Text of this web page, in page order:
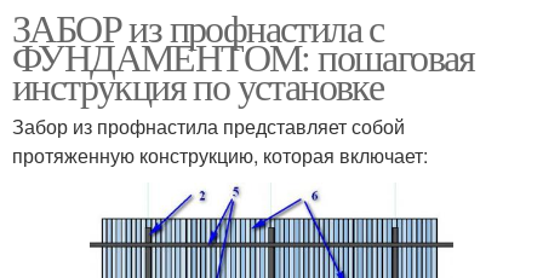
ЗАБОР из профнастила с
ФУНДАМЕНТОМ: пошаговая
инструкция по установке
Забор из профнастила представляет собой
протяженную конструкцию, которая включает: